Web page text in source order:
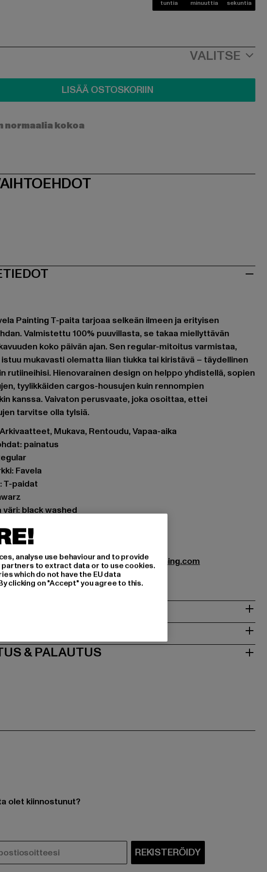
tuntia minuuttia sekuntia
VALITSE
LISÄÄ OSTOSKORIIN
normaalia kokoa
Painting T-paita tarjoaa selkeän ilmeen ja erityisen
Valmistettu 100% puuvillasta, se takaa miellyttävän
koko päivän ajan. Sen regular-mitoitus varmistaa,
mukavasti olematta liian tiukka tai kiristävä – täydellinen
rutiineihisi. Hienovarainen design on helppo yhdistellä, sopien
tyylikkäiden cargos-housujen kuin rennompien
kanssa. Vaivaton perusvaate, joka osoittaa, ettei
tarvitse olla tylsiä.
Mukava, Rentoudu, Vapaa-aika
painatus
Favela
T-paidat
väri: black washed
Q226-PBWT-115-00709
AD Distribution GmbH |Info@favelaclothing.com
19A | 40880 Rattingen | DE
& PALAUTUS
olet kiinnostunut?
REKISTERÖIDY
analyse use behaviour and to provide
to extract data or to use cookies.
which do not have the EU data
clicking on "Accept" you agree to this.